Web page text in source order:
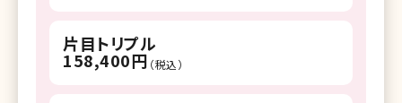
片目トリプル
158,400円 （税込）